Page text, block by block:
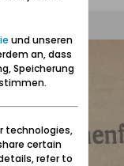
und unseren
an, dass
Speicherung
technologies,
certain
refer to